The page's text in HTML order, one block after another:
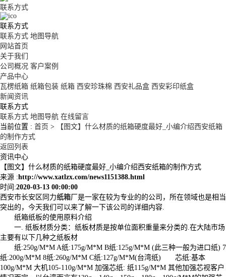
联系方式
联系方式
联系方式 地图导航
网站首页
关于我们
公司概况 客户案例
产品中心
瓦楞纸箱 纸箱包装 纸箱 西安珍珠棉 西安礼品盒 西安彩印纸盒
新闻资讯
联系方式
联系方式 地图导航 在线留言
当前位置 : 首页 >
【图文】什么材质的纸箱硬度最好_小编介绍西安纸箱
的制作方式
返回列表
资讯中心
【图文】什么材质的纸箱硬度最好_小编介绍西安纸箱的制作方式
来源 :http://www.xatlzx.com/news1151388.html
时间:2020-03-13 00:00:00
西安市长安区同力纸箱厂是一家在较为专业的的公司，所在领域也是相当
突出的，今天我们可以来了解一下该公司的详细内容.
纸箱纸板的使用原料介绍
一. 纸板材质分类：纸板材质是按单位面积重量来分类的.在大陆市场
主要有以下几种之纸板材
纸:250g/M*M A纸:175g/M*M B纸:125g/M*M (此三种一般为进口纸) 7
纸:200g/M*M 8纸:260g/M*M C纸:127g/M*M(台湾纸) 芯纸:基本
100g/M*M 大机105-110g/M*M 加强芯纸: 纸115g/M*M 其他加强芯视客户